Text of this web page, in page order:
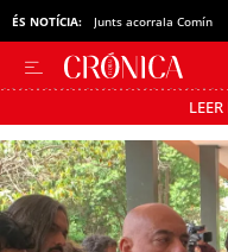
ÉS NOTÍCIA: Junts acorrala Comín
Passa’t